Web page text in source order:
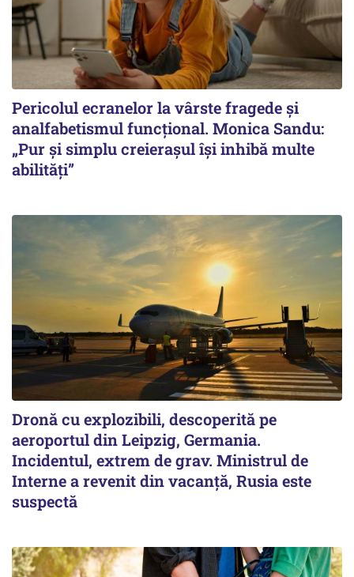
Pericolul ecranelor la vârste fragede și
analfabetismul funcțional. Monica Sandu:
„Pur și simplu creierașul își inhibă multe
abilități”
Dronă cu explozibili, descoperită pe
aeroportul din Leipzig, Germania.
Incidentul, extrem de grav. Ministrul de
Interne a revenit din vacanță, Rusia este
suspectă